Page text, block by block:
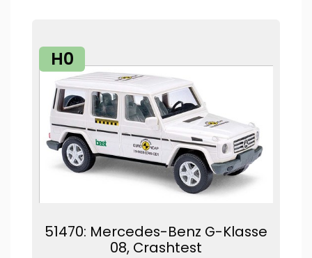
H0
51470: Mercedes-Benz G-Klasse
08, Crashtest